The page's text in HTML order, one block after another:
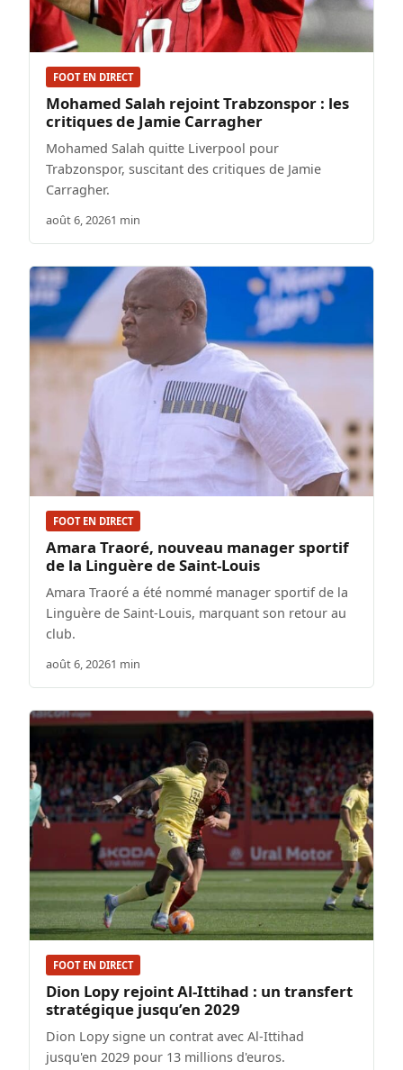
FOOT EN DIRECT
Mohamed Salah rejoint Trabzonspor : les
critiques de Jamie Carragher
Mohamed Salah quitte Liverpool pour
Trabzonspor, suscitant des critiques de Jamie
Carragher.
août 6, 20261 min
FOOT EN DIRECT
Amara Traoré, nouveau manager sportif
de la Linguère de Saint-Louis
Amara Traoré a été nommé manager sportif de la
Linguère de Saint-Louis, marquant son retour au
club.
août 6, 20261 min
FOOT EN DIRECT
Dion Lopy rejoint Al-Ittihad : un transfert
stratégique jusqu’en 2029
Dion Lopy signe un contrat avec Al-Ittihad
jusqu'en 2029 pour 13 millions d'euros.